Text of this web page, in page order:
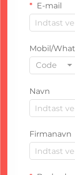
E-mail
Mobil/
Code
Navn
Firmanavn